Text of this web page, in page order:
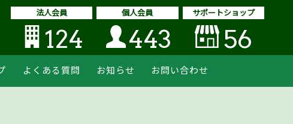
法人会員
124
個人会員
443
サポートショップ
56
よくある質問 お知らせ お問い合わせ